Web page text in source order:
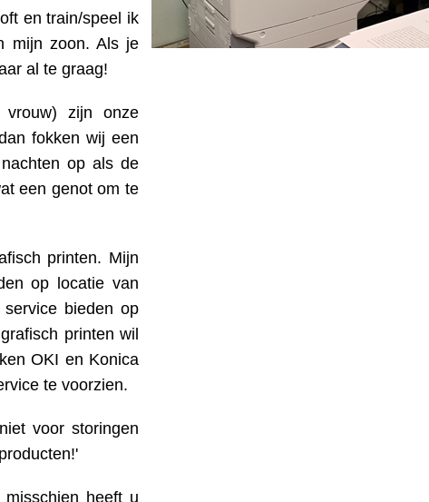
en train/speel ik
mijn zoon. Als je
al te graag!
zijn onze
fokken wij een
op als de
een genot om te
printen. Mijn
op locatie van
bieden op
printen wil
OKI en Konica
te voorzien.
voor storingen
heeft u